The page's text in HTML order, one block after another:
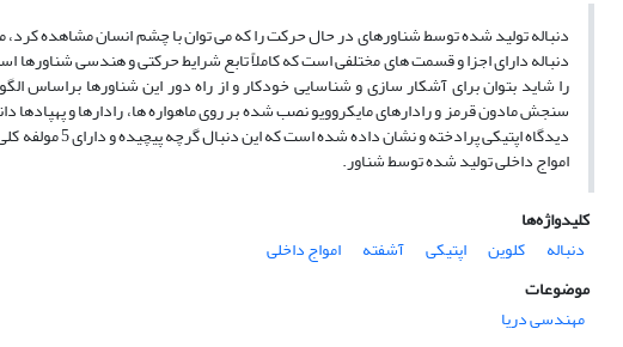
دنباله تولید شده توسط شناورهای در حال حرکت را که می توان با چشم انسان مشاهده کرد،
دنباله دارای اجزا و قسمت های مختلفی است که کاملاً تابع شرایط حرکتی و هندسی شناورها
را شاید بتوان برای آشکار سازی و شناسایی خودکار و از راه دور این شناورها براساس
سنجش مادون قرمز و رادارهای مایکروویو نصب شده بر روی ماهواره ها، رادارها و پهپادها
دیدگاه اپتیکی
امواج داخلی تولید شده توسط شناور.
کلیدواژه‌ها
دنباله
کلوین اپتیکی آشفته
امواج داخلی
موضوعات
مهندسی دریا